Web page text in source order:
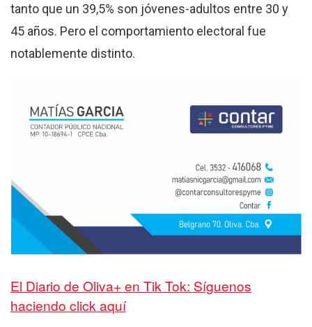
tanto que un 39,5% son jóvenes-adultos entre 30 y
45 años. Pero el comportamiento electoral fue
notablemente distinto.
El Diario de Oliva+ en Tik Tok: Síguenos
haciendo click aquí